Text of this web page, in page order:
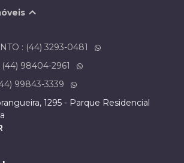
: (44) 3293-0481
(44) 98404-2961
99843-3339
1295 - Parque Residencial